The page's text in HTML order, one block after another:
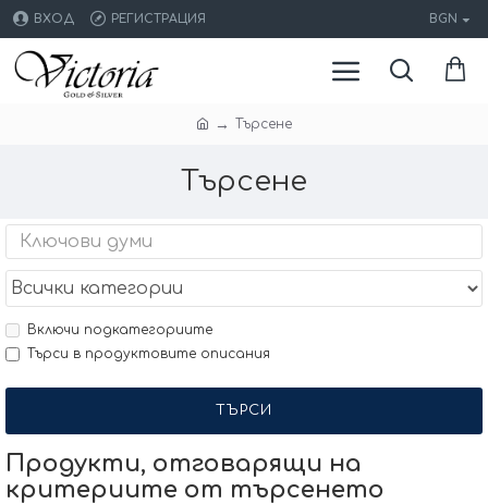
ВХОД РЕГИСТРАЦИЯ BGN
Търсене
Търсене
Включи подкатегориите
Търси в продуктовите описания
ТЪРСИ
Продукти, отговарящи на
критериите от търсенето